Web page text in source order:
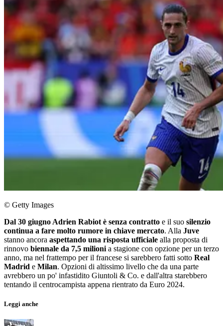
© Getty Images
Dal 30 giugno Adrien Rabiot è senza contratto e il suo silenzio
continua a fare molto rumore in chiave mercato. Alla Juve
stanno ancora aspettando una risposta ufficiale alla proposta di
rinnovo biennale da 7,5 milioni a stagione con opzione per un terzo
anno, ma nel frattempo per il francese si sarebbero fatti sotto Real
Madrid e Milan. Opzioni di altissimo livello che da una parte
avrebbero un po' infastidito Giuntoli & Co. e dall'altra starebbero
tentando il centrocampista appena rientrato da Euro 2024.
Leggi anche